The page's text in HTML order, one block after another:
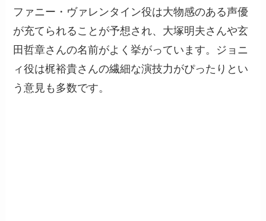
ファニー・ヴァレンタイン役は大物感のある声優
が充てられることが予想され、大塚明夫さんや玄
田哲章さんの名前がよく挙がっています。ジョニ
ィ役は梶裕貴さんの繊細な演技力がぴったりとい
う意見も多数です。